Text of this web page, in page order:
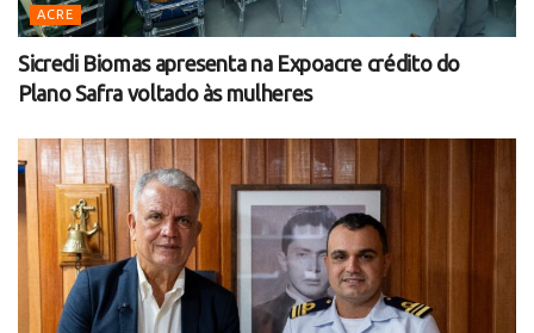
ACRE
Sicredi Biomas apresenta na Expoacre crédito do
Plano Safra voltado às mulheres